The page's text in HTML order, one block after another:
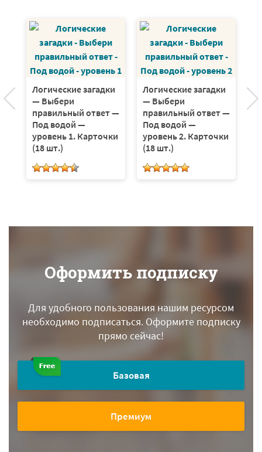
Логические загадки
— Выбери
правильный ответ —
Под водой —
уровень 1. Карточки
(18 шт.)
Логические загадки
— Выбери
правильный ответ —
Под водой —
уровень 2. Карточки
(18 шт.)
Оформить подписку
Для удобного пользования нашим ресурсом
необходимо подписаться.Оформите подписку
прямо сейчас!
Базовая
Премиум